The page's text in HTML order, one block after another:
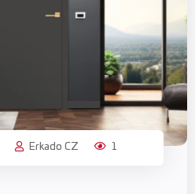
Erkado CZ 1